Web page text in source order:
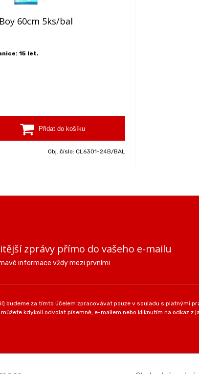
60cm 5ks/bal
15 let.
Obj. číslo: CL6301-24B/BAL
zprávy přímo do vašeho e-mailu
informace vždy mezi prvními
budeme za tímto účelem zpracovávat pouze v souladu s platnými
kdykoli odvolat písemně, e-mailem nebo kliknutím na odkaz z